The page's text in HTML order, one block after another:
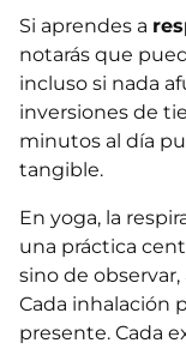
Si aprendes a
notarás que
incluso si nada
inversiones de
minutos al día
tangible.
En yoga, la
una práctica
sino de
Cada inhalación
presente. Cada